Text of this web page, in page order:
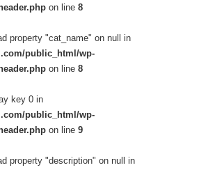
on line 8
property "cat_name" on null in
public_html/wp-
on line 8
key 0 in
public_html/wp-
on line 9
property "description" on null in